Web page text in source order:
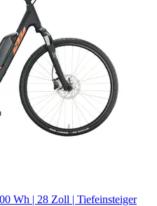
Wh | 28 Zoll | Tiefeinsteiger